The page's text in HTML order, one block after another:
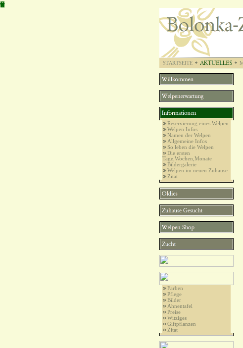
Reservierung eines Welpen
Welpen Infos
Namen der Welpen
Allgemeine Infos
So leben die Welpen
Die ersten
Tage,Wochen,Monate
Bildergalerie
Welpen im neuen Zuhause
Zitat
Farben
Pflege
Bilder
Ahnentafel
Preise
Witziges
Giftpflanzen
Zitat
B
o
l
o
n
k
a
Z
w
e
t
n
a